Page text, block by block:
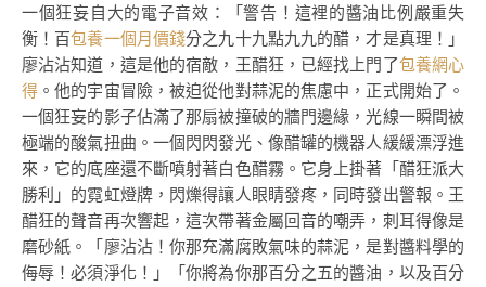
一個狂妄自大的電子音效：「警告！這裡的醬油比例嚴重失
衡！百包養一個月價錢分之九十九點九九的醋，才是真理！」
廖沾沾知道，這是他的宿敵，王醋狂，已經找上門了包養網心
得 。他的宇宙冒險，被迫從他對蒜泥的焦慮中，正式開始了。
一個狂妄的影子佔滿了那扇被撞破的牆門邊緣，光線一瞬間被
極端的酸氣扭曲。一個閃閃發光、像醋罐的機器人緩緩漂浮進
來，它的底座還不斷噴射著白色醋霧。它身上掛著「醋狂派大
勝利」的霓虹燈牌，閃爍得讓人眼睛發疼，同時發出警報。王
醋狂的聲音再次響起，這次帶著金屬回音的嘲弄，刺耳得像是
磨砂紙。「廖沾沾！你那充滿腐敗氣味的蒜泥，是對醬料學的
侮辱！必須淨化！」「你將為你那百分之五的醬油，以及百分